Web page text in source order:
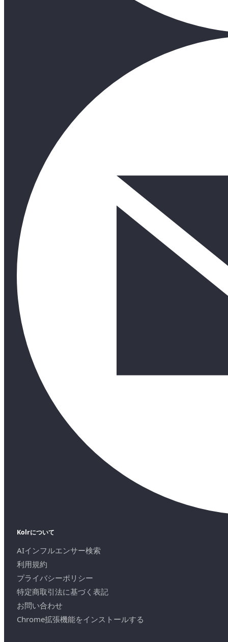
Kolrについて
AIインフルエンサー検索
利用規約
プライバシーポリシー
特定商取引法に基づく表記
お問い合わせ
Chrome拡張機能をインストールする